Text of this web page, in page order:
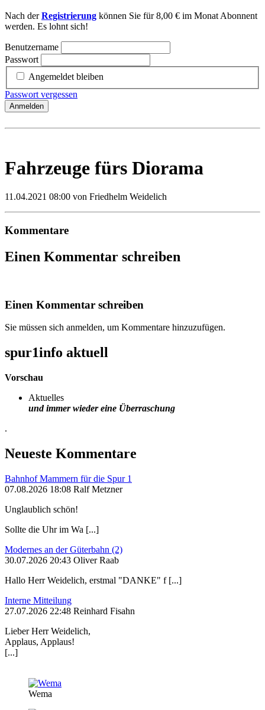
Nach derRegistrierung können Sie für 8,00 € im Monat Abonnent
werden. Es lohnt sich!
Benutzername
Passwort
Angemeldet bleiben
Passwort vergessen
Anmelden
Fahrzeuge fürs Diorama
11.04.2021 08:00 von Friedhelm Weidelich
Kommentare
Einen Kommentar schreiben
Einen Kommentar schreiben
Sie müssen sich anmelden, um Kommentare hinzuzufügen.
spur1info aktuell
Vorschau
Aktuelles
und immer wieder eine Überraschung
.
Neueste Kommentare
Bahnhof Mammern für die Spur 1
07.08.2026 18:08 Ralf Metzner
Unglaublich schön!
Sollte die Uhr im Wa [...]
Modernes an der Güterbahn (2)
30.07.2026 20:43 Oliver Raab
Hallo Herr Weidelich, erstmal "DANKE" f [...]
Interne Mitteilung
27.07.2026 22:48 Reinhard Fisahn
Lieber Herr Weidelich,
Applaus, Applaus!
[...]
Wema